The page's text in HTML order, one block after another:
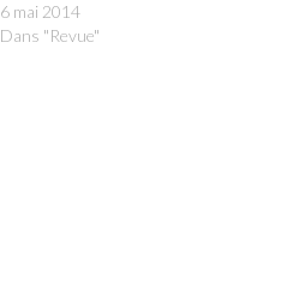
6 mai 2014
Dans "Revue"